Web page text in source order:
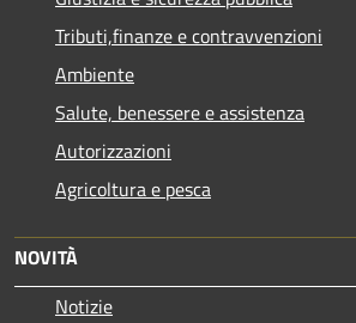
Tributi,finanze e contravvenzioni
Ambiente
Salute, benessere e assistenza
Autorizzazioni
Agricoltura e pesca
NOVITÀ
Notizie